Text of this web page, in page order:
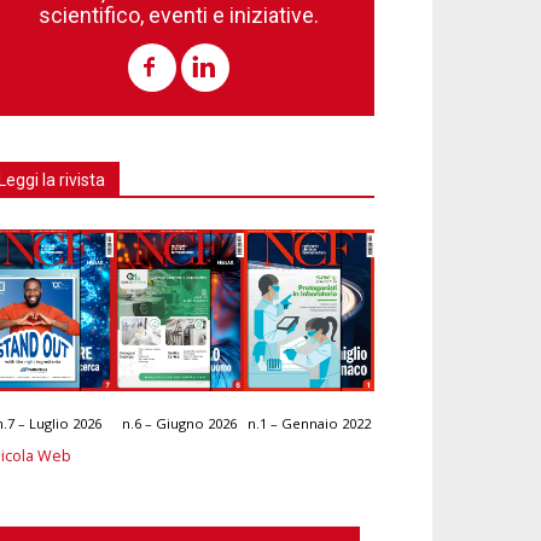
scientifico, eventi e iniziative.
la rivista
– Luglio 2026 n.6 – Giugno 2026 n.1 – Gennaio 2022
Web